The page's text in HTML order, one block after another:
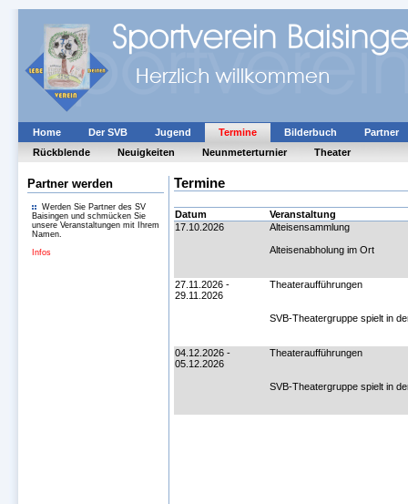
Home Der SVB Jugend Termine Bilderbuch
Partner
Rückblende
Neuigkeiten Neunmeterturnier Theater
Partner werden
Werden Sie Partner des SV
Baisingen und schmücken Sie
unsere Veranstaltungen mit Ihrem
Namen.
Infos
Termine
Datum
Veranstaltung
17.10.2026
Alteisensammlung
Alteisenabholung im Ort
27.11.2026 -
29.11.2026
Theateraufführungen
SVB-Theatergruppe spielt in
04.12.2026 -
05.12.2026
Theateraufführungen
SVB-Theatergruppe spielt in